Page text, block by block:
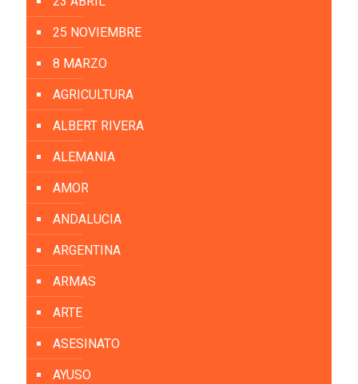
25 NOVIEMBRE
8 MARZO
AGRICULTURA
ALBERT RIVERA
ALEMANIA
AMOR
ANDALUCIA
ARGENTINA
ARMAS
ARTE
ASESINATO
AYUSO